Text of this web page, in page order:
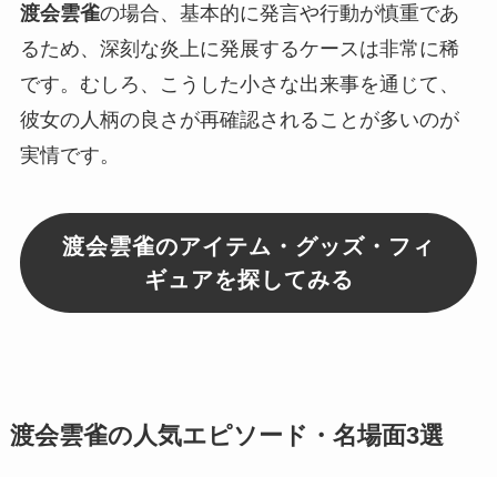
渡会雲雀の場合、基本的に発言や行動が慎重であ
るため、深刻な炎上に発展するケースは非常に稀
です。むしろ、こうした小さな出来事を通じて、
彼女の人柄の良さが再確認されることが多いのが
実情です。
渡会雲雀のアイテム・グッズ・フィ
ギュアを探してみる
渡会雲雀の人気エピソード・名場面3選